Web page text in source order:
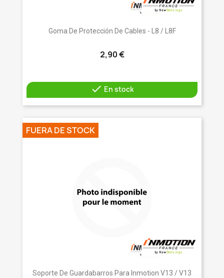
Goma De Protección De Cables - L8 / L8F
2,90 €
 En stock
Soporte De Guardabarros Para Inmotion V13 / V13
FUERA DE STOCK